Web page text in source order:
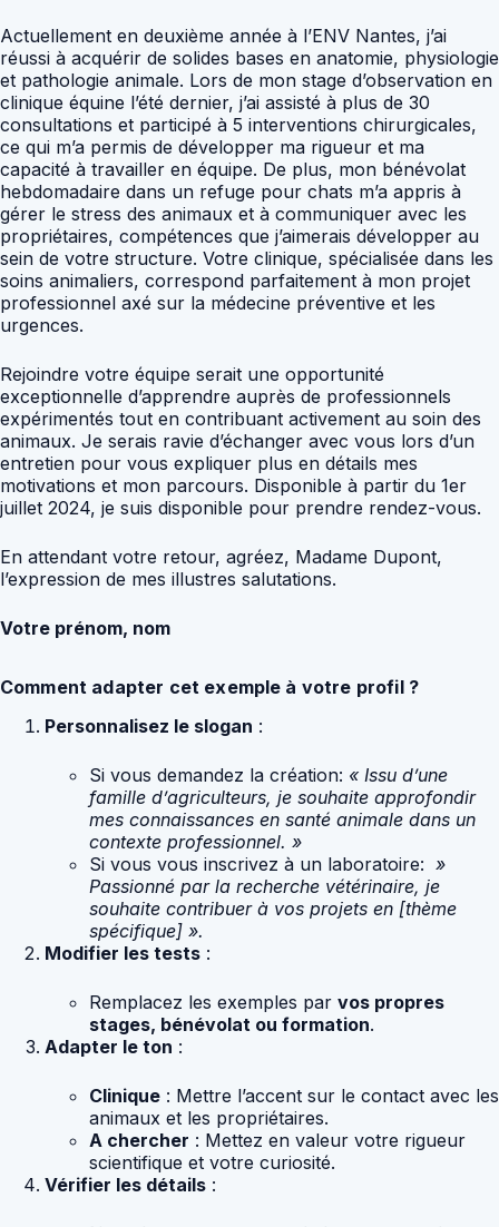
Actuellement en deuxième année à l’ENV Nantes, j’ai
réussi à acquérir de solides bases en anatomie, physiologie
et pathologie animale. Lors de mon stage d’observation en
clinique équine l’été dernier, j’ai assisté à plus de 30
consultations et participé à 5 interventions chirurgicales,
ce qui m’a permis de développer ma rigueur et ma
capacité à travailler en équipe. De plus, mon bénévolat
hebdomadaire dans un refuge pour chats m’a appris à
gérer le stress des animaux et à communiquer avec les
propriétaires, compétences que j’aimerais développer au
sein de votre structure. Votre clinique, spécialisée dans les
soins animaliers, correspond parfaitement à mon projet
professionnel axé sur la médecine préventive et les
urgences.
Rejoindre votre équipe serait une opportunité
exceptionnelle d’apprendre auprès de professionnels
expérimentés tout en contribuant activement au soin des
animaux. Je serais ravie d’échanger avec vous lors d’un
entretien pour vous expliquer plus en détails mes
motivations et mon parcours. Disponible à partir du 1er
juillet 2024, je suis disponible pour prendre rendez-vous.
En attendant votre retour, agréez, Madame Dupont,
l’expression de mes illustres salutations.
Votre prénom, nom
Comment adapter cet exemple à votre profil ?
Personnalisez le slogan :
Si vous demandez la création: « Issu d’une
famille d’agriculteurs, je souhaite approfondir
mes connaissances en santé animale dans un
contexte professionnel. »
Si vous vous inscrivez à un laboratoire: »
Passionné par la recherche vétérinaire, je
souhaite contribuer à vos projets en [thème
spécifique] ».
Modifier les tests :
Remplacez les exemples par vos propres
stages, bénévolat ou formation.
Adapter le ton :
Clinique : Mettre l’accent sur le contact avec les
animaux et les propriétaires.
A chercher : Mettez en valeur votre rigueur
scientifique et votre curiosité.
Vérifier les détails :